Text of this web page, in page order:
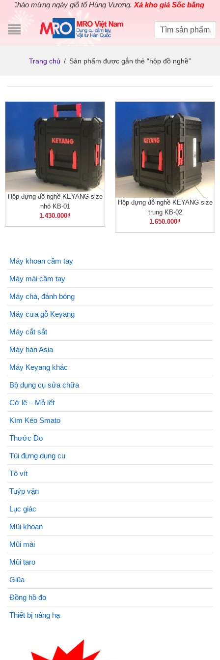
Chào mừng ngày giỗ tổ Hùng Vương.Xả kho giá Sốc bằng giá
Trang chủ / Sản phẩm được gắn thẻ “hộp đồ nghề”
Hộp đựng đồ nghề KEYANG size
nhỏ KB-01
1.430.000₫
Hộp đựng đỗ nghề KEYANG size
trung KB-02
1.650.000₫
Máy khoan cầm tay
Máy mài cầm tay
Máy chà, đánh bóng
Máy cưa gỗ Keyang
Máy cắt sắt
Máy hàn Asia
Máy Keyang khác
Bộ dụng cụ sửa chữa
Cờ lê – Mỏ lết
Kìm Kéo Smato
Thước Đo
Túi đựng dụng cụ
Tô vít
Tuýp vặn
Lục giác
Mũi khoan
Mũi mài
Mũi taro
Giũa
Đồng hồ đo
Thiết bị nâng hạ